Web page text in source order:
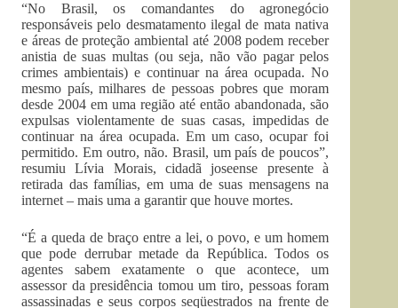
“No Brasil, os comandantes do agronegócio
responsáveis pelo desmatamento ilegal de mata nativa
e áreas de proteção ambiental até 2008 podem receber
anistia de suas multas (ou seja, não vão pagar pelos
crimes ambientais) e continuar na área ocupada. No
mesmo país, milhares de pessoas pobres que moram
desde 2004 em uma região até então abandonada, são
expulsas violentamente de suas casas, impedidas de
continuar na área ocupada. Em um caso, ocupar foi
permitido. Em outro, não. Brasil, um país de poucos”,
resumiu Lívia Morais, cidadã joseense presente à
retirada das famílias, em uma de suas mensagens na
internet – mais uma a garantir que houve mortes.
“É a queda de braço entre a lei, o povo, e um homem
que pode derrubar metade da República. Todos os
agentes sabem exatamente o que acontece, um
assessor da presidência tomou um tiro, pessoas foram
assassinadas e seus corpos seqüestrados na frente de